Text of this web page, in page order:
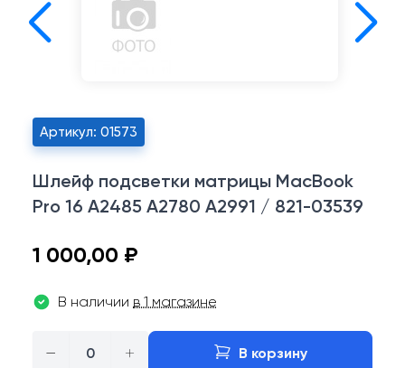
Артикул: 01573
Шлейф подсветки матрицы MacBook
Pro 16 A2485 A2780 A2991 / 821-03539
1 000,00 ₽
В наличии в 1 магазине
− + В корзину